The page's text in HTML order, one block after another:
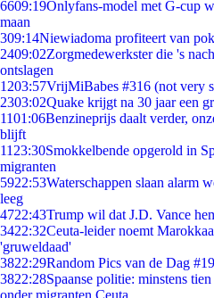
6609:19Onlyfans-model met G-cup
maan
309:14Niewiadoma profiteert van
2409:02Zorgmedewerkster die 's
ontslagen
1203:57VrijMiBabes #316 (not very
2303:02Quake krijgt na 30 jaar een
1101:06Benzineprijs daalt verder,
blijft
11 23:30Smokkelbende opgerold in
migranten
5922:53Waterschappen slaan alarm
leeg
4722:43Trump wil dat J.D. Vance
3422:32Ceuta-leider noemt
'gruweldaad'
3822:29Random Pics van de Dag
3822:28Spaanse politie: minstens
onder migranten Ceuta